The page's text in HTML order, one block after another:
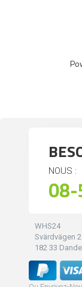
NOUS :
WHS24
Svärdvägen
182 33